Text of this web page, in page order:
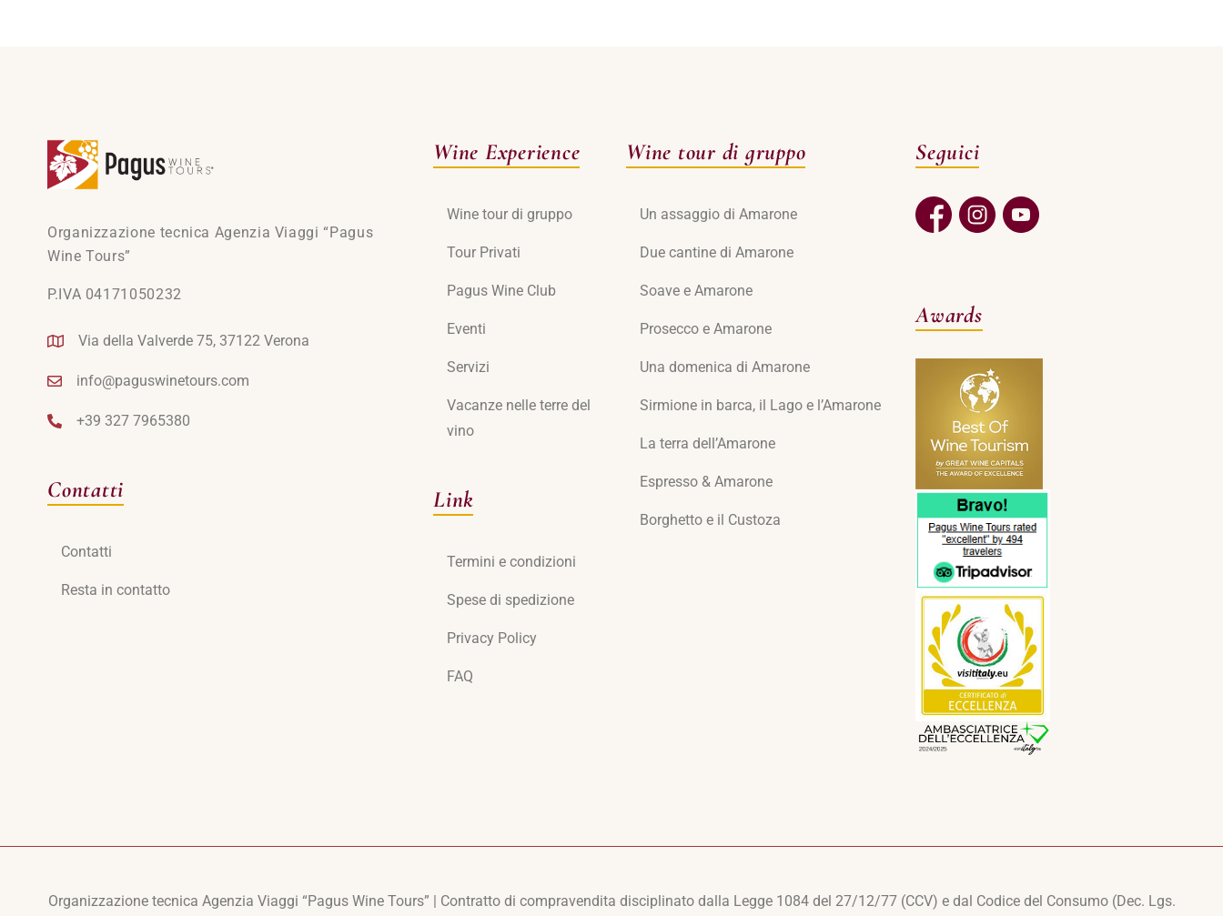
Organizzazione tecnica Agenzia Viaggi “Pagus
Wine Tours”
P.IVA 04171050232
Via della Valverde 75, 37122 Verona
info@paguswinetours.com
+39 327 7965380
Contatti
Contatti
Resta in contatto
Wine Experience
Wine tour di gruppo
Tour Privati
Pagus Wine Club
Eventi
Servizi
Vacanze nelle terre del
vino
Link
Termini e condizioni
Spese di spedizione
Privacy Policy
FAQ
Wine tour di gruppo
Un assaggio di Amarone
Due cantine di Amarone
Soave e Amarone
Prosecco e Amarone
Una domenica di Amarone
Sirmione in barca, il Lago e l’Amarone
La terra dell’Amarone
Espresso & Amarone
Borghetto e il Custoza
Seguici
Awards
Organizzazione tecnica Agenzia Viaggi “Pagus Wine Tours” | Contratto di compravendita disciplinato dalla Legge 1084 del 27/12/77 (CCV) e dal Codice del Consumo (Dec. Lgs.